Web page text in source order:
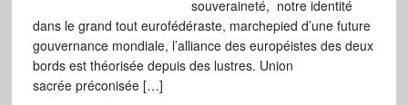
souveraineté, notre identité
dans le grand tout eurofédéraste, marchepied d’une future
gouvernance mondiale, l’alliance des européistes des deux
bords est théorisée depuis des lustres. Union
sacrée préconisée […]